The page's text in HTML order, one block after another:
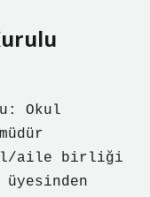
Okul
aile birliği